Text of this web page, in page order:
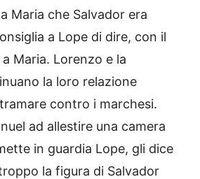
Maria che Salvador era
a Lope di dire, con il
Maria. Lorenzo e la
la loro relazione
contro i marchesi.
ad allestire una camera
in guardia Lope, gli dice
la figura di Salvador